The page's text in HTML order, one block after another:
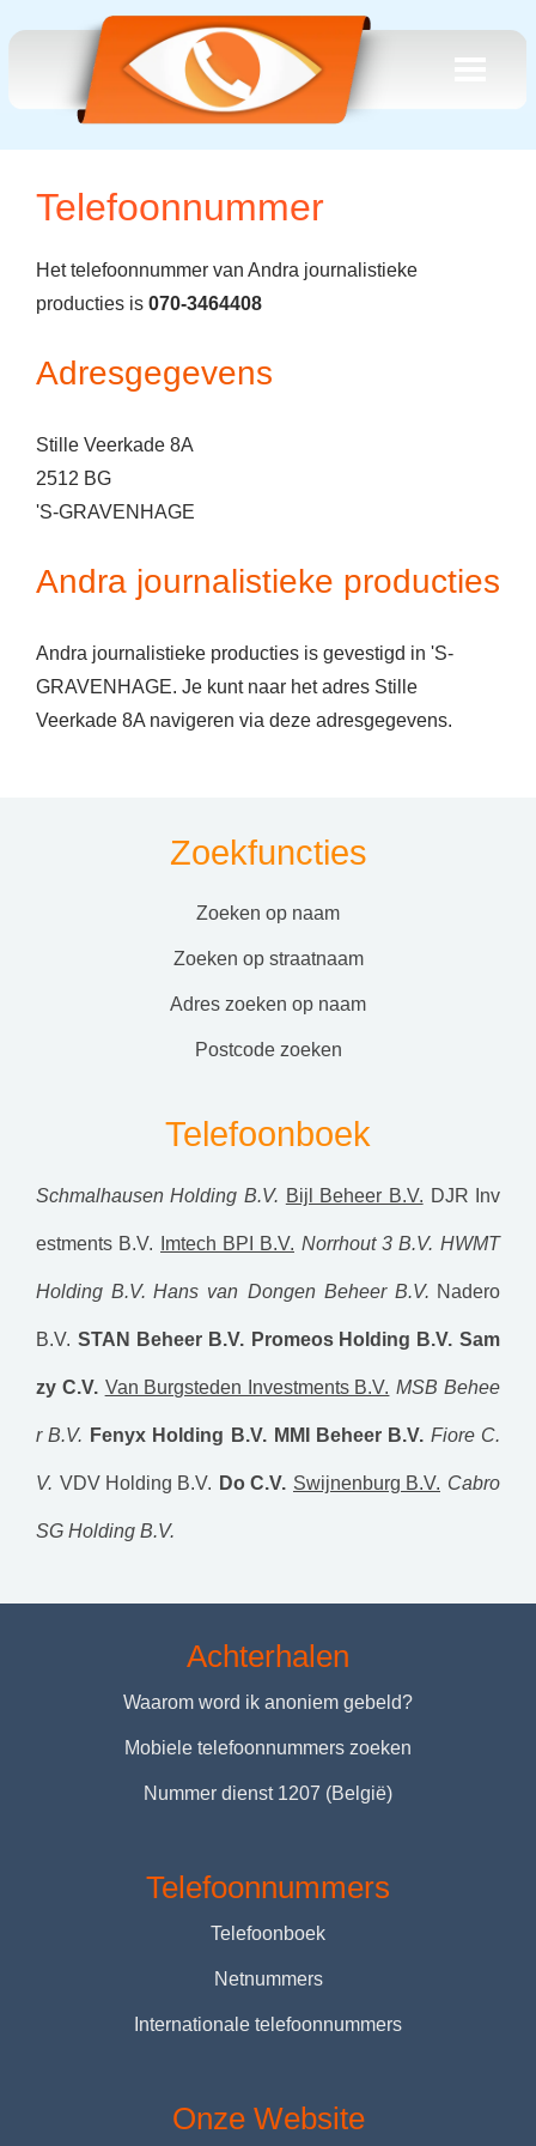
Telefoonnummer
Het telefoonnummer van Andra journalistieke
producties is 070-3464408
Adresgegevens
Stille Veerkade 8A
2512 BG
'S-GRAVENHAGE
Andra journalistieke producties
Andra journalistieke producties is gevestigd in 'S-
GRAVENHAGE. Je kunt naar het adres Stille
Veerkade 8A navigeren via deze adresgegevens.
Zoekfuncties
zoeken op naam
zoeken op straatnaam
adres zoeken op naam
postcode zoeken
Telefoonboek
Schmalhausen Holding B.V. Bijl Beheer B.V. DJR Inv
estments B.V. Imtech BPI B.V. Norrhout 3 B.V. HWMT
Holding B.V. Hans van Dongen Beheer B.V. Nadero
B.V. STAN Beheer B.V. Promeos Holding B.V. Sam
zy C.V. Van Burgsteden Investments B.V. MSB Behee
r B.V. Fenyx Holding B.V. MMI Beheer B.V. Fiore C.
V. VDV Holding B.V. Do C.V. Swijnenburg B.V. Cabro
SG Holding B.V.
Achterhalen
Waarom word ik anoniem gebeld?
Mobiele telefoonnummers zoeken
Nummer dienst 1207 (België)
Telefoonnummers
Telefoonboek
Netnummers
Internationale telefoonnummers
Onze Website